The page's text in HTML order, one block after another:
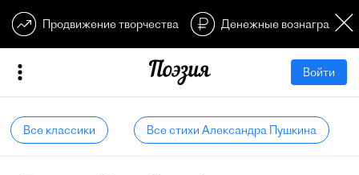
Продвижение творчества Денежные
Войти
Все классики Все стихи Александра Пушкина